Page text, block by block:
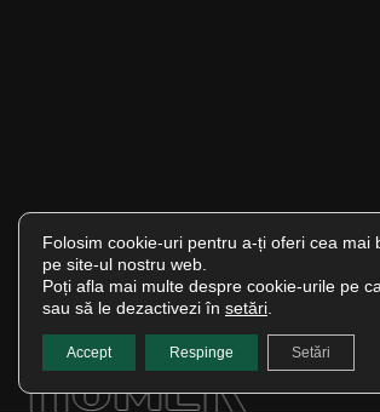
Folosim cookie-uri pentru a-ți oferi cea mai
pe site-ul nostru web.
Poți afla mai multe despre cookie-urile pe
sau să le dezactivezi în setări
Accept Respinge Setări